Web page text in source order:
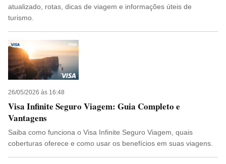
atualizado, rotas, dicas de viagem e informações úteis de
turismo.
26/05/2026 às 16:48
Visa Infinite Seguro Viagem: Guia Completo e
Vantagens
Saiba como funciona o Visa Infinite Seguro Viagem, quais
coberturas oferece e como usar os benefícios em suas viagens.